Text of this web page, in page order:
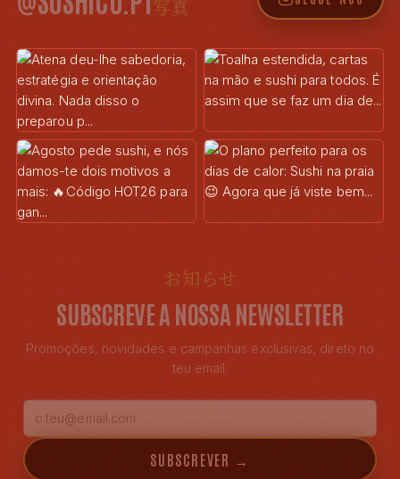
写真
お知らせ
SUBSCREVE A NOSSA NEWSLETTER
Promoções, novidades e campanhas exclusivas, direto no
teu email.
SUBSCREVER →